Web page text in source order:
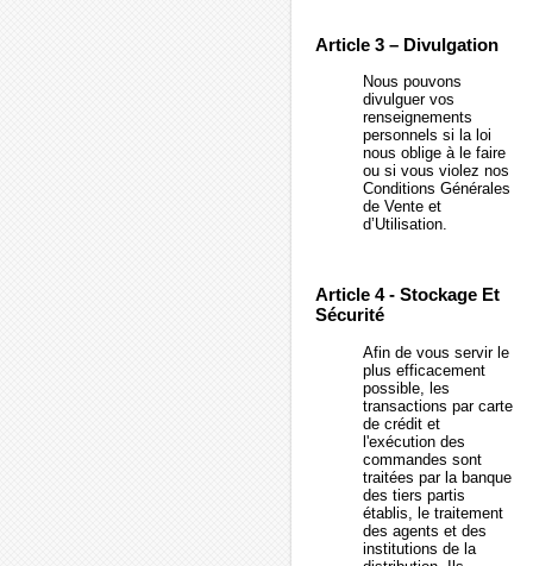
Article 3 – Divulgation
Nous pouvons
divulguer vos
renseignements
personnels si la loi
nous oblige à le faire
ou si vous violez nos
Conditions Générales
de Vente et
d’Utilisation.
Article 4 - Stockage Et
Sécurité
Afin de vous servir le
plus efficacement
possible, les
transactions par carte
de crédit et
l'exécution des
commandes sont
traitées par la banque
des tiers partis
établis, le traitement
des agents et des
institutions de la